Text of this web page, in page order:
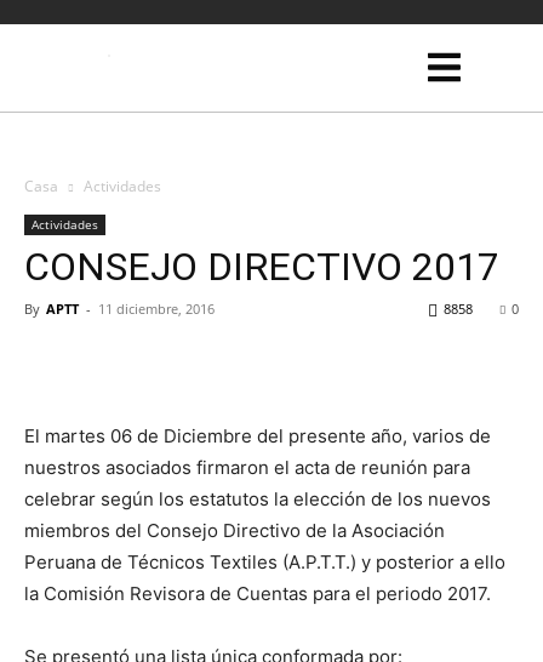
Casa Actividades
Actividades
CONSEJO DIRECTIVO 2017
By APTT - 11 diciembre, 2016 0
8858
El martes 06 de Diciembre del presente año, varios de
nuestros asociados firmaron el acta de reunión para
celebrar según los estatutos la elección de los nuevos
miembros del Consejo Directivo de la Asociación
Peruana de Técnicos Textiles (A.P.T.T.) y posterior a ello
la Comisión Revisora de Cuentas para el periodo 2017.
Se presentó una lista única conformada por: